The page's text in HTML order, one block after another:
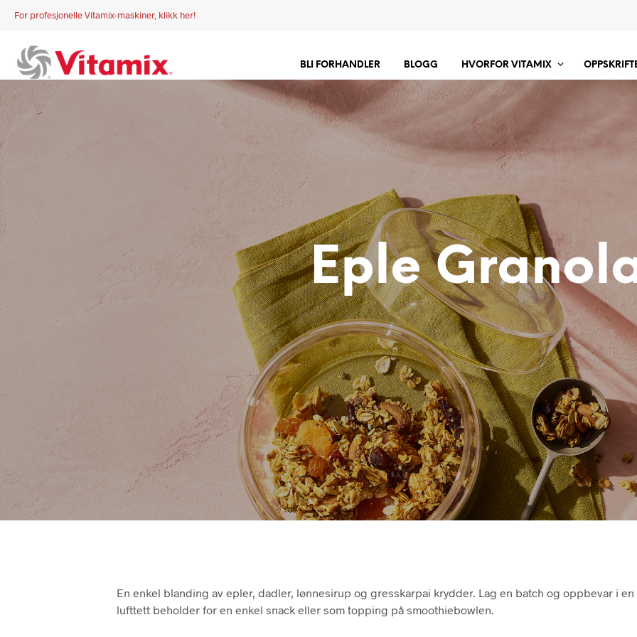
For profesjonelle Vitamix-maskiner, klikk her!
BLI FORHANDLER BLOGG HVORFOR VITAMIX
Eple
En enkel blanding av epler, dadler, lønnesirup og gresskarpai krydder. Lag en batch og oppbevar i en
lufttett beholder for en enkel snack eller som topping på smoothiebowlen.